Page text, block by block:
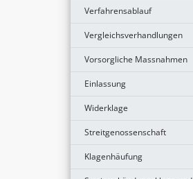
Verfahrensablauf
Vergleichsverhandlungen
Vorsorgliche Massnahmen
Einlassung
Widerklage
Streitgenossenschaft
Klagenhäufung